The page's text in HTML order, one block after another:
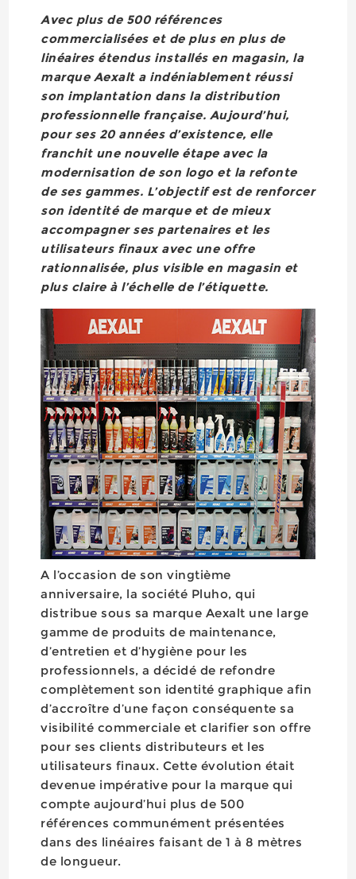
Avec plus de 500 références
commercialisées et de plus en plus de
linéaires étendus installés en magasin, la
marque Aexalt a indéniablement réussi
son implantation dans la distribution
professionnelle française. Aujourd’hui,
pour ses 20 années d’existence, elle
franchit une nouvelle étape avec la
modernisation de son logo et la refonte
de ses gammes. L’objectif est de renforcer
son identité de marque et de mieux
accompagner ses partenaires et les
utilisateurs finaux avec une offre
rationnalisée, plus visible en magasin et
plus claire à l’échelle de l’étiquette.
A l’occasion de son vingtième
anniversaire, la société Pluho, qui
distribue sous sa marque Aexalt une large
gamme de produits de maintenance,
d’entretien et d’hygiène pour les
professionnels, a décidé de refondre
complètement son identité graphique afin
d’accroître d’une façon conséquente sa
visibilité commerciale et clarifier son offre
pour ses clients distributeurs et les
utilisateurs finaux. Cette évolution était
devenue impérative pour la marque qui
compte aujourd’hui plus de 500
références communément présentées
dans des linéaires faisant de 1 à 8 mètres
de longueur.